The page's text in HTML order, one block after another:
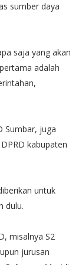
sumber daya
saja yang akan
adalah
Sumbar, juga
kabupaten
untuk
dulu.
misalnya S2
jurusan